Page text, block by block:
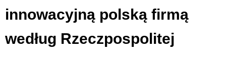
innowacyjną polską firmą
według Rzeczpospolitej